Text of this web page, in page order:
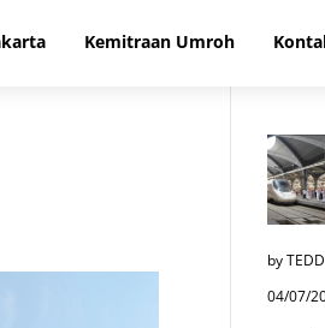
Kemitraan Umroh
by
04/07/